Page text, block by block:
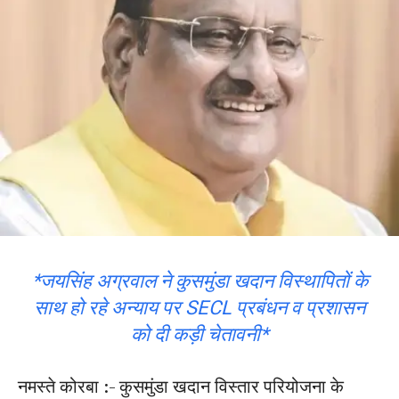
*जयसिंह अग्रवाल ने कुसमुंडा खदान विस्थापितों के
साथ हो रहे अन्याय पर SECL प्रबंधन व प्रशासन
को दी कड़ी चेतावनी*
नमस्ते कोरबा :- कुसमुंडा खदान विस्तार परियोजना के